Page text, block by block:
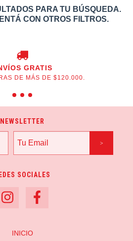
PARA TU BÚSQUEDA.
CON OTROS FILTROS.
GRATIS
DE MÁS DE $120.000.
NEWSLETTER
SOCIALES
INICIO